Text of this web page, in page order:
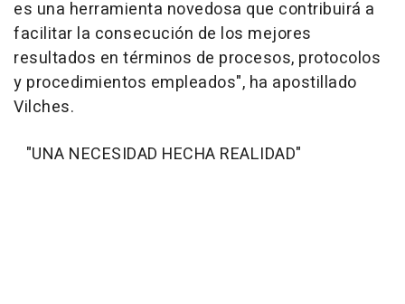
es una herramienta novedosa que contribuirá a
facilitar la consecución de los mejores
resultados en términos de procesos, protocolos
y procedimientos empleados", ha apostillado
Vilches.
"UNA NECESIDAD HECHA REALIDAD"